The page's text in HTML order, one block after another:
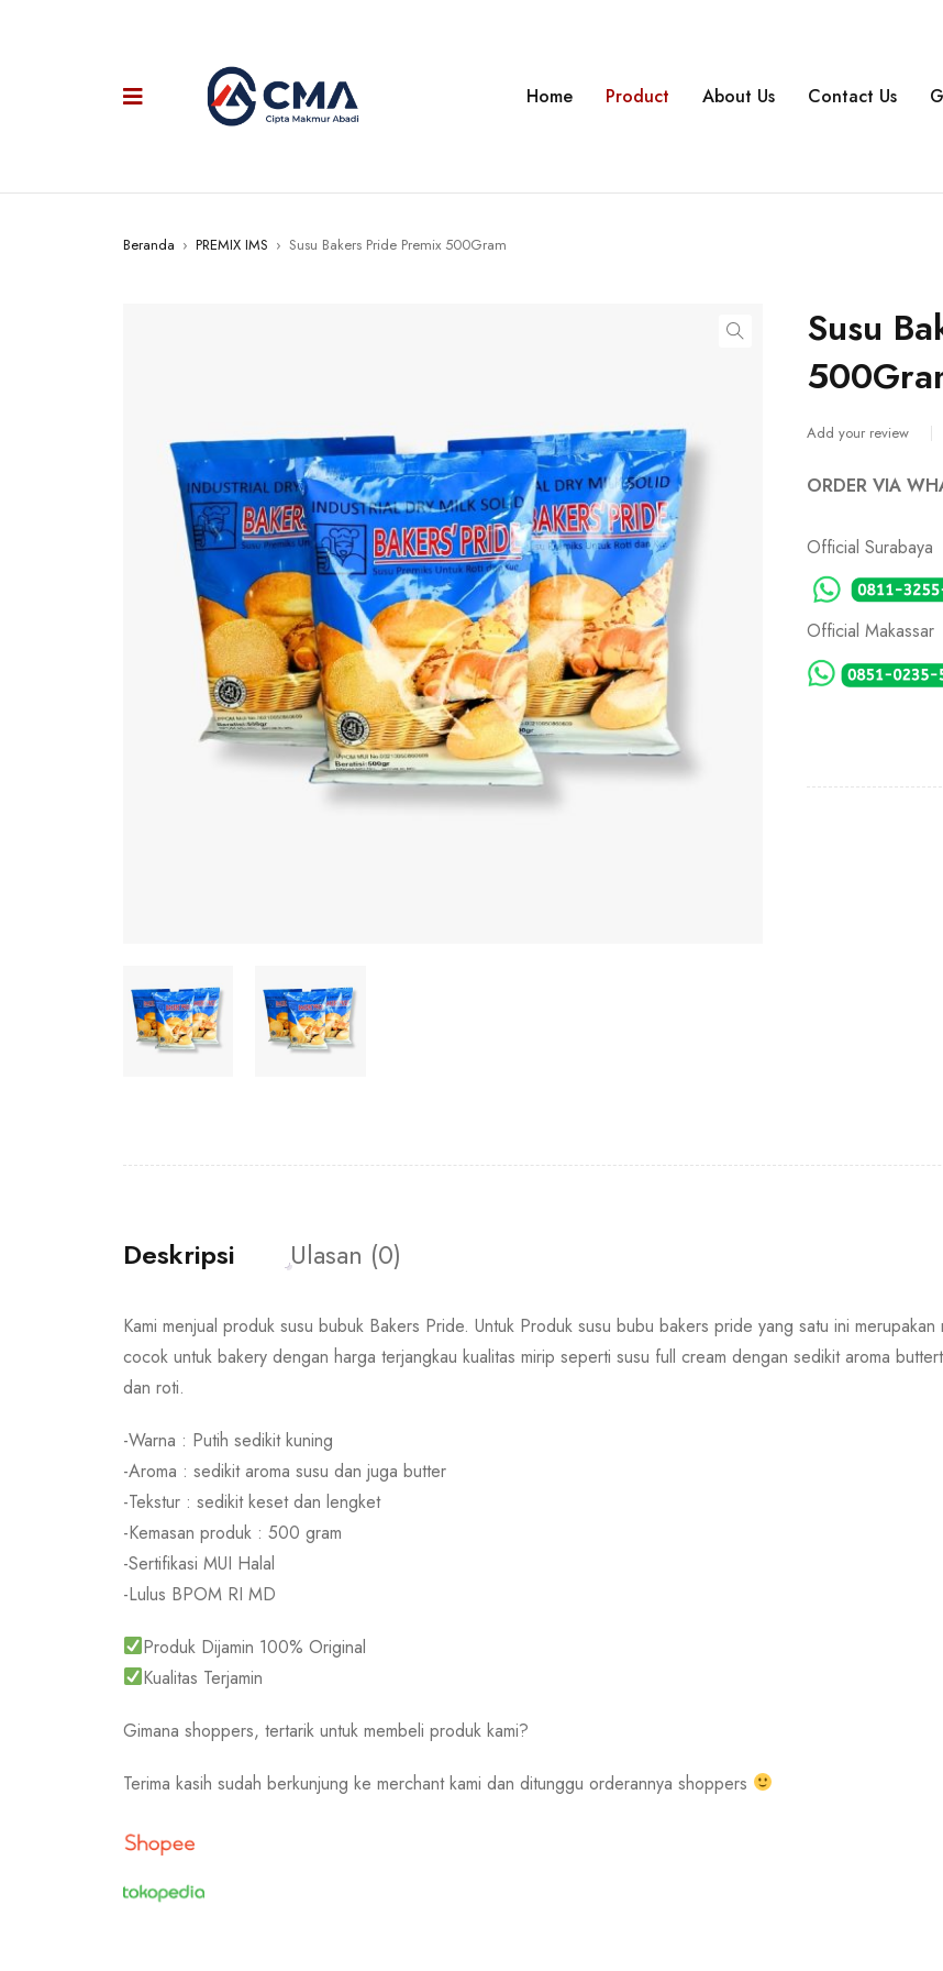
Home Product About Us Contact Us
Beranda › PREMIX IMS › Susu Bakers Pride Premix 500Gram
Susu
Add your review
ORDER VIA
Official Surabaya
Official Makassar
Deskripsi Ulasan (0)
Kami menjual produk susu bubuk Bakers Pride. Untuk Produk susu bubu bakers pride yang satu ini
cocok untuk bakery dengan harga terjangkau kualitas mirip seperti susu full cream dengan sedikit aroma
dan roti.
-Warna : Putih sedikit kuning
-Aroma : sedikit aroma susu dan juga butter
-Tekstur : sedikit keset dan lengket
-Kemasan produk : 500 gram
-Sertifikasi MUI Halal
-Lulus BPOM RI MD
Produk Dijamin 100% Original
Kualitas Terjamin
Gimana shoppers, tertarik untuk membeli produk kami?
Terima kasih sudah berkunjung ke merchant kami dan ditunggu orderannya shoppers